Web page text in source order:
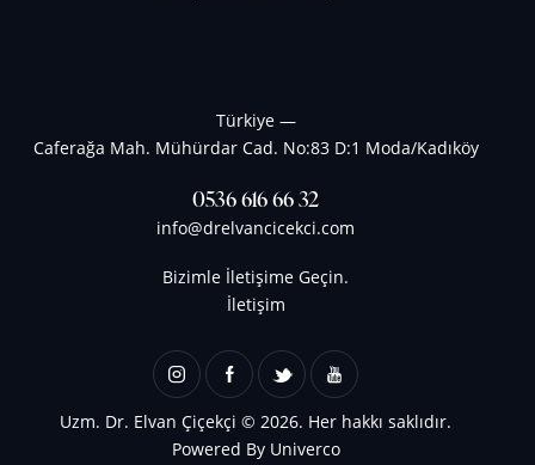
Türkiye —
Caferağa Mah. Mühürdar Cad. No:83 D:1 Moda/Kadıköy
0536 616 66 32
info@drelvancicekci.com
Bizimle İletişime Geçin.
İletişim
Uzm. Dr. Elvan Çiçekçi © 2026. Her hakkı saklıdır.
Powered By Univerco